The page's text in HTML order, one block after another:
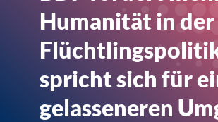
Humanität in der
spricht sich für
gelasseneren